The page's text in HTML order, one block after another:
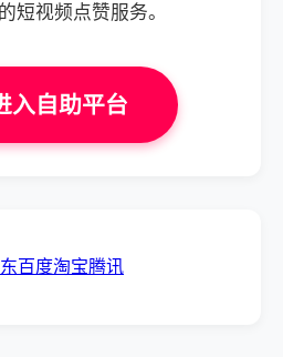
短视频点赞服务。
入自助平台
百度淘宝腾讯